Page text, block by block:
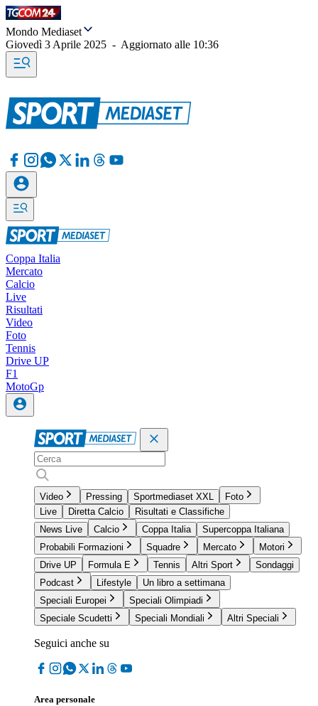
Mondo Mediaset
Giovedì 3 Aprile 2025 - Aggiornato alle 10:36
Coppa Italia
Mercato
Calcio
Live
Risultati
Video
Foto
Tennis
Drive UP
F1
MotoGp
Video Pressing Sportmediaset XXL
Foto
Live
Diretta Calcio
Risultati e Classifiche
News Live
Calcio Coppa Italia
Supercoppa Italiana
Probabili Formazioni
Squadre Mercato
Motori
Drive UP
Formula E Tennis Altri Sport
Sondaggi
Podcast
Lifestyle
Un libro a settimana
Speciali Europei
Speciali Olimpiadi
Speciale Scudetti
Speciali Mondiali Altri Speciali
Seguici anche su
Area personale